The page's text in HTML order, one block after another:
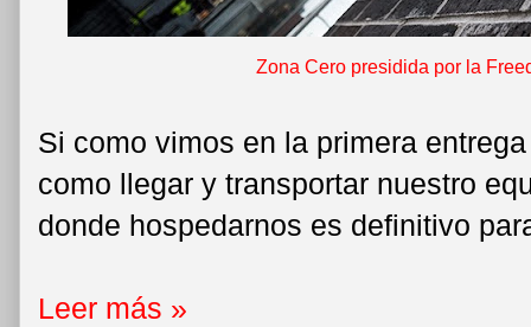
Zona Cero presidida por la
Si como vimos en la primera
como llegar y transportar nuestro
donde hospedarnos es definitivo
Leer más »